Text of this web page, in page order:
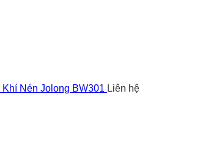
Nén Jolong BW301 Liên hệ